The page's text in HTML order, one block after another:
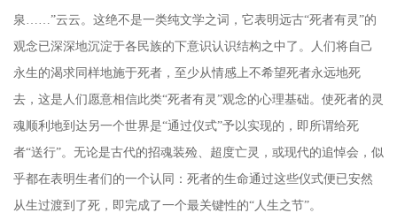
泉 ……”云云。这绝不是一类纯文学之词，它表明远古“死者有灵”的
观念已深深地沉淀于各民族的下意识认识结构之中了。人们将自己
永生的渴求同样地施于死者，至少从情感上不希望死者永远地死
去，这是人们愿意相信此类“死者有灵”观念的心理基础。使死者的灵
魂顺利地到达另一个世界是“通过仪式”予以实现的，即所谓给死
者“送行”。无论是古代的招魂装殓、超度亡灵，或现代的追悼会，似
乎都在表明生者们的一个认同：死者的生命通过这些仪式便已安然
从生过渡到了死，即完成了一个最关键性的“人生之节”。